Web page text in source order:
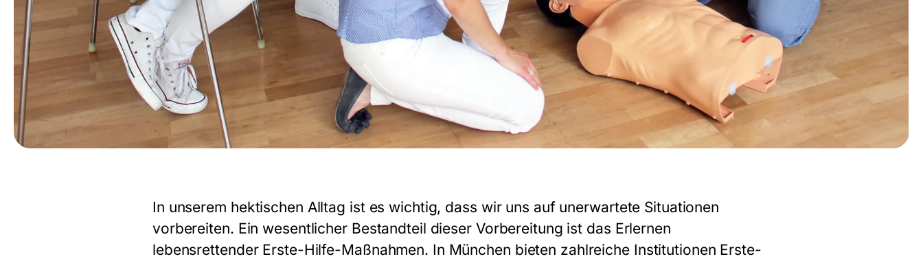
In unserem hektischen Alltag ist es wichtig, dass wir uns auf unerwartete Situationen
vorbereiten. Ein wesentlicher Bestandteil dieser Vorbereitung ist das Erlernen
lebensrettender Erste-Hilfe-Maßnahmen. In München bieten zahlreiche Institutionen Erste-